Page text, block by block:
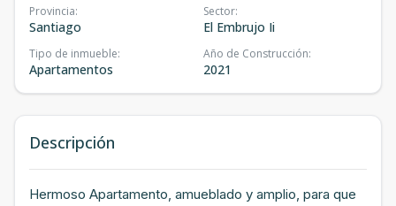
Provincia:
Santiago
Sector:
El Embrujo Ii
Tipo de inmueble:
Apartamentos
Año de Construcción:
2021
Descripción
Hermoso Apartamento, amueblado y amplio, para que